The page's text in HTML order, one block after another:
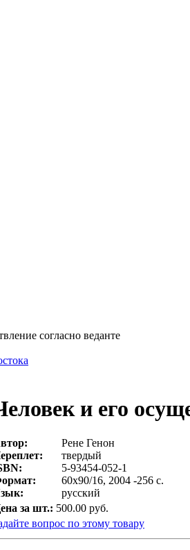
согласно веданте
и его
Рене Генон
твердый
5-93454-052-1
60х90/16, 2004 -256 с.
русский
за шт.: 500.00 руб.
вопрос по этому товару